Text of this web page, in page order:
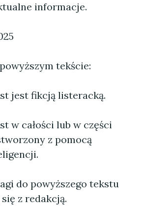
informacje.
tekście:
jest fikcją listeracką.
w całości lub w części
z pomocą
do powyższego tekstu
z redakcją.